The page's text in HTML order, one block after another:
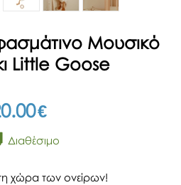
Μουσικό
Little Goose
€
Διαθέσιμο
χώρα των ονείρων!